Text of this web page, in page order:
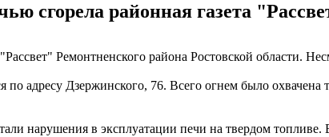
сгорела районная газета
Ремонтненского района Ростовской области.
адресу Дзержинского, 76. Всего огнем было
нарушения в эксплуатации печи на твердом